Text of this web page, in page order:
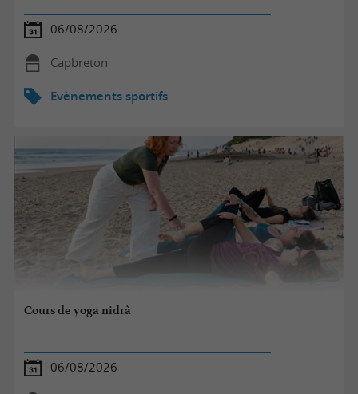
06/08/2026
Capbreton
Evènements sportifs
Cours de yoga nidrà
06/08/2026